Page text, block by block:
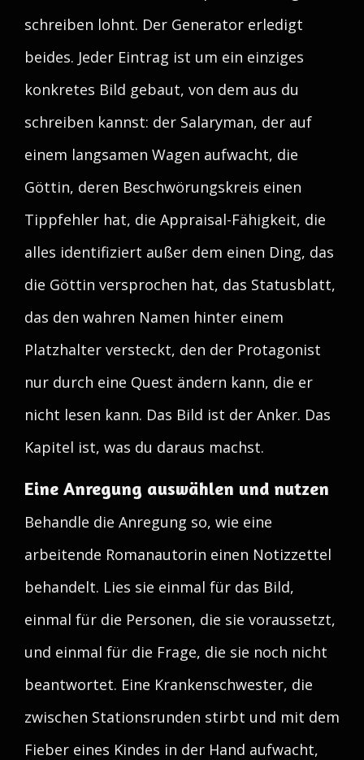
schreiben lohnt. Der Generator erledigt
beides. Jeder Eintrag ist um ein einziges
konkretes Bild gebaut, von dem aus du
schreiben kannst: der Salaryman, der auf
einem langsamen Wagen aufwacht, die
Göttin, deren Beschwörungskreis einen
Tippfehler hat, die Appraisal-Fähigkeit, die
alles identifiziert außer dem einen Ding, das
die Göttin versprochen hat, das Statusblatt,
das den wahren Namen hinter einem
Platzhalter versteckt, den der Protagonist
nur durch eine Quest ändern kann, die er
nicht lesen kann. Das Bild ist der Anker. Das
Kapitel ist, was du daraus machst.
Eine Anregung auswählen und nutzen
Behandle die Anregung so, wie eine
arbeitende Romanautorin einen Notizzettel
behandelt. Lies sie einmal für das Bild,
einmal für die Personen, die sie voraussetzt,
und einmal für die Frage, die sie noch nicht
beantwortet. Eine Krankenschwester, die
zwischen Stationsrunden stirbt und mit dem
Fieber eines Kindes in der Hand aufwacht,